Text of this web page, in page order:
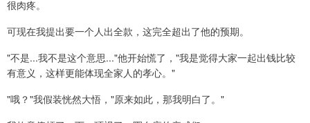
很肉疼。
可现在我提出要一个人出全款，这完全超出了他的预期。
"不是...我不是这个意思..."他开始慌了，"我是觉得大家一起出钱比较
有意义，这样更能体现全家人的孝心。"
"哦？"我假装恍然大悟，"原来如此，那我明白了。"